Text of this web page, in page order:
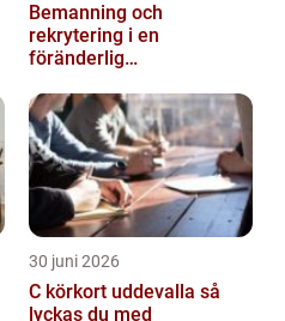
Bemanning och
rekrytering i en
föränderlig
30 juni 2026
C körkort uddevalla så
lyckas du med